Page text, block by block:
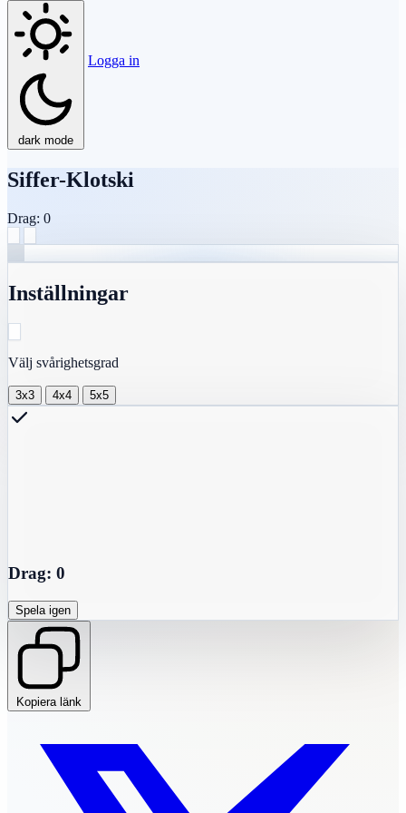
dark mode
Logga in
Siffer-Klotski
Drag: 0
Inställningar
Välj svårighetsgrad
3x3 4x4 5x5
Drag: 0
Spela igen
Kopiera länk